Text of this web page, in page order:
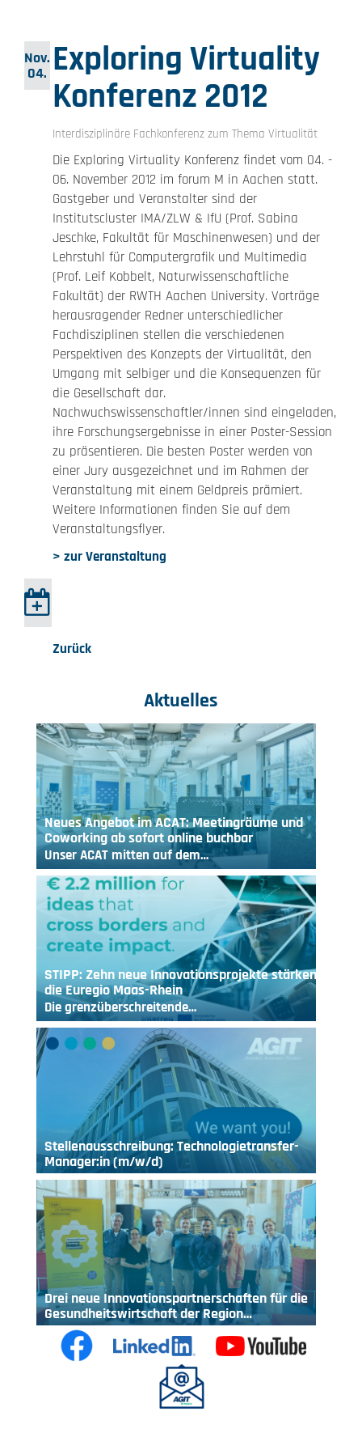
Nov.
04. Exploring Virtuality
Konferenz 2012
Interdisziplinäre Fachkonferenz zum Thema Virtualität
Die Exploring Virtuality Konferenz findet vom 04. -
06. November 2012 im forum M in Aachen statt.
Gastgeber und Veranstalter sind der
Institutscluster IMA/ZLW & IfU (Prof. Sabina
Jeschke, Fakultät für Maschinenwesen) und der
Lehrstuhl für Computergrafik und Multimedia
(Prof. Leif Kobbelt, Naturwissenschaftliche
Fakultät) der RWTH Aachen University. Vorträge
herausragender Redner unterschiedlicher
Fachdisziplinen stellen die verschiedenen
Perspektiven des Konzepts der Virtualität, den
Umgang mit selbiger und die Konsequenzen für
die Gesellschaft dar.
Nachwuchswissenschaftler/innen sind eingeladen,
ihre Forschungsergebnisse in einer Poster-Session
zu präsentieren. Die besten Poster werden von
einer Jury ausgezeichnet und im Rahmen der
Veranstaltung mit einem Geldpreis prämiert.
Weitere Informationen finden Sie auf dem
Veranstaltungsflyer.
> zur Veranstaltung
Zurück
Aktuelles
Neues Angebot im ACAT: Meetingräume und
Coworking ab sofort online buchbar
Unser ACAT mitten auf dem…
STIPP: Zehn neue Innovationsprojekte stärken
die Euregio Maas-Rhein
Die grenzüberschreitende…
Stellenausschreibung: Technologietransfer-
Manager:in (m/w/d)
Drei neue Innovationspartnerschaften für die
Gesundheitswirtschaft der Region…